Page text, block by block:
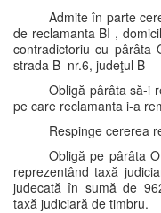
Admite în parte
de reclamanta BI ,
contradictoriu cu
strada B nr.6, judeţul B
Obligă pârâta să-i
pe care reclamanta i-a
Respinge cererea
Obligă pe pârâta
reprezentând taxă
judecată în sumă de
taxă judiciară de timbru.